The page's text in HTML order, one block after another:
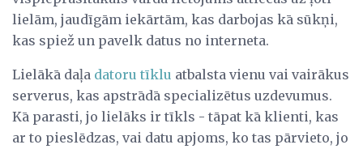
lielām, jaudīgām iekārtām, kas darbojas kā sūkņi,
kas spiež un pavelk datus no interneta.
Lielākā daļa datoru tīklu atbalsta vienu vai vairākus
serverus, kas apstrādā specializētus uzdevumus.
Kā parasti, jo lielāks ir tīkls - tāpat kā klienti, kas
ar to pieslēdzas, vai datu apjoms, ko tas pārvieto, jo